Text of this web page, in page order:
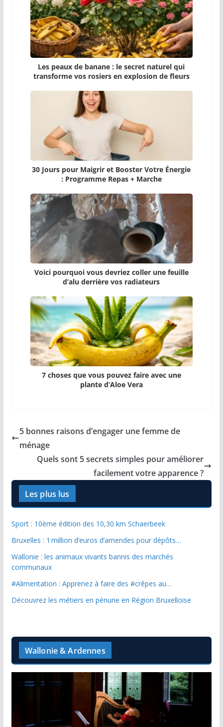
Les peaux de banane : le secret naturel qui
transforme vos rosiers en explosion de fleurs
30 Jours pour Maigrir et Booster Votre Énergie
: Programme Repas + Marche
Voici pourquoi vous devriez coller une feuille
d’alu derrière vos radiateurs
7 choses que vous pouvez faire avec une
plante d’Aloe Vera
5 bonnes raisons d’engager une femme de
ménage
Quels sont 5 secrets simples pour améliorer
facilement votre apparence ?
Les plus lus
Sport : 10ème édition des 10,30 km Schaerbeek
Bruxelles : 1 million d’euros d’amendes pour dépôts…
Wallonie : les animaux vivants bannis des marchés
communaux
#Alimentation : Apprenez à faire des #crêpes au…
Découvrez les métiers en pénurie en Région Bruxelloise
Wallonie & Ardennes